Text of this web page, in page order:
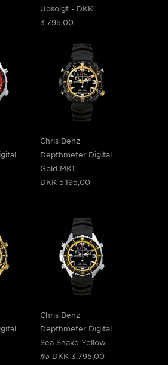
Udsolgt - DKK
3.795,00
Chris Benz
Depthmeter Digital
Gold MK1
DKK 5.195,00
Chris Benz
Depthmeter Digital
Sea Snake Yellow
fra DKK 3.795,00